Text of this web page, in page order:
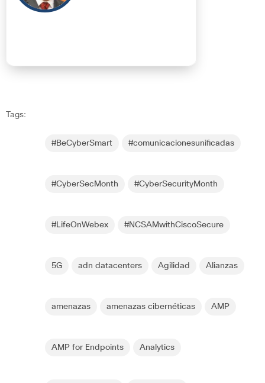
Tags:
#BeCyberSmart #comunicacionesunificadas
#CyberSecMonth #CyberSecurityMonth
#LifeOnWebex #NCSAMwithCiscoSecure
5G adn datacenters Agilidad Alianzas
amenazas amenazas cibernéticas AMP
AMP for Endpoints Analytics